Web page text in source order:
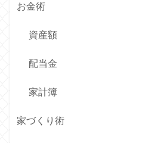
お金術
資産額
配当金
家計簿
家づくり術